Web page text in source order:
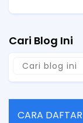
Cari Blog Ini
CARA DAFTAR